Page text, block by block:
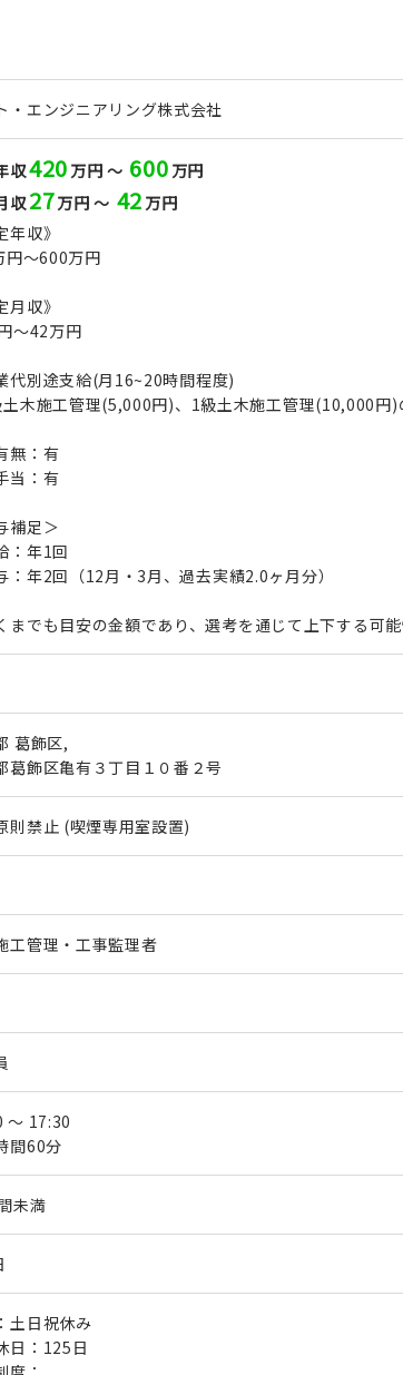
・エンジニアリング株式会社
収420 万円 ～ 600 万円
収27万円 ～ 42 万円
年収》
円～600万円
月収》
～42万円
代別途支給(月16~20時間程度)
土木施工管理(5,000円)、1級土木施工管理(10,000円)
無：有
当：有
補足＞
：年1回
年2回（12月・3月、過去実績2.0ヶ月分）
までも目安の金額であり、選考を通じて上下する可
葛飾区,
葛飾区亀有３丁目１０番２号
則禁止 (喫煙専用室設置)
工管理・工事監理者
～ 17:30
間60分
未満
土日祝休み
日：125日